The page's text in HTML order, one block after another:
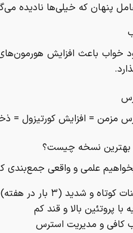
پنهان که خیلی‌ها نادیده
خواب باعث افزایش
مزمن = افزایش کورتیزول =
نسخه چیست؟
علمی و واقعی جمع‌بندی
کوتاه و شدید (۳ بار در هفته)
با پروتئین بالا و قند کم
کافی و مدیریت استرس